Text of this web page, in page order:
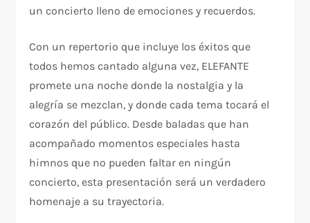
un concierto lleno de emociones y recuerdos.
Con un repertorio que incluye los éxitos que
todos hemos cantado alguna vez, ELEFANTE
promete una noche donde la nostalgia y la
alegría se mezclan, y donde cada tema tocará el
corazón del público. Desde baladas que han
acompañado momentos especiales hasta
himnos que no pueden faltar en ningún
concierto, esta presentación será un verdadero
homenaje a su trayectoria.